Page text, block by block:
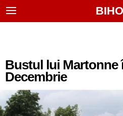
Bustul lui Martonne
Decembrie